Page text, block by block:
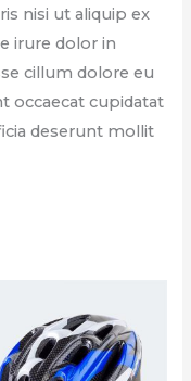
nisi ut aliquip ex
irure dolor in
cillum dolore eu
occaecat cupidatat
deserunt mollit